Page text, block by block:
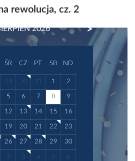
odbyła się
Connect Congress 2022,
i najważniejszych
farmaceutycznego i
w...
rewolucja, cz. 2
2026 NEXT
ŚR CZ PT SB ND
29 30 31 1 2
5 6 7 8 9
12 13 14 15 16
19 20 21 22 23
26 27 28 29 30
2 3 4 5 6